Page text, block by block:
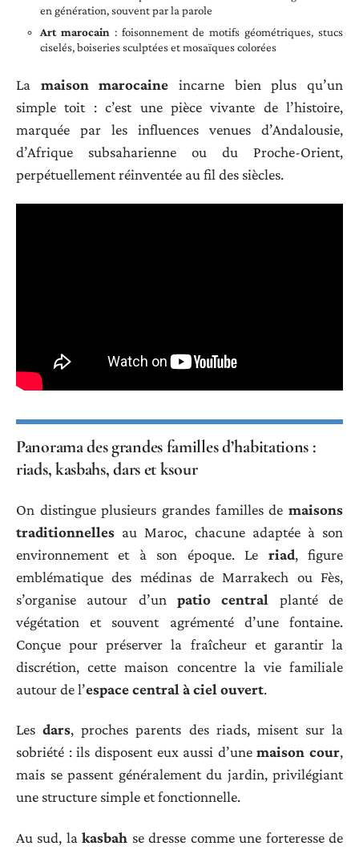
en génération, souvent par la parole
Art marocain: foisonnement de motifs géométriques, stucs
ciselés, boiseries sculptées et mosaïques colorées
La maison marocaine incarne bien plus qu’un
simple toit : c’est une pièce vivante de l’histoire,
marquée par les influences venues d’Andalousie,
d’Afrique subsaharienne ou du Proche-Orient,
perpétuellement réinventée au fil des siècles.
Panorama des grandes familles d’habitations :
riads, kasbahs, dars et ksour
On distingue plusieurs grandes familles de maisons
traditionnelles au Maroc, chacune adaptée à son
environnement et à son époque. Le riad, figure
emblématique des médinas de Marrakech ou Fès,
s’organise autour d’un patio central
planté de
végétation et souvent agrémenté d’une fontaine.
Conçue pour préserver la fraîcheur et garantir la
discrétion, cette maison concentre la vie familiale
autour de l’espace central à ciel ouvert.
Lesdars, proches parents des riads, misent sur la
sobriété : ils disposent eux aussi d’unemaison cour,
mais se passent généralement du jardin, privilégiant
une structure simple et fonctionnelle.
Au sud, lakasbah se dresse comme une forteresse de